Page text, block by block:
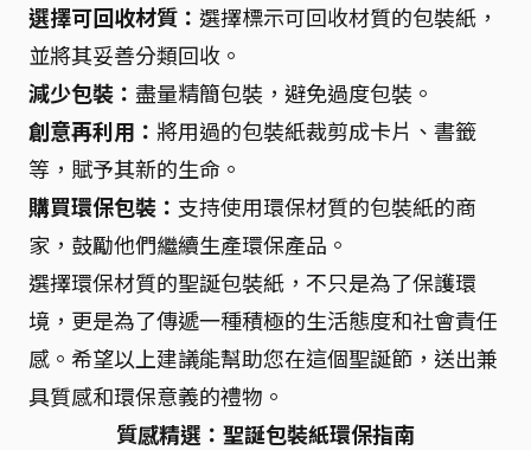
選擇可回收材質： 選擇標示可回收材質的包裝紙，
並將其妥善分類回收。
減少包裝： 盡量精簡包裝，避免過度包裝。
創意再利用： 將用過的包裝紙裁剪成卡片、書籤
等，賦予其新的生命。
購買環保包裝： 支持使用環保材質的包裝紙的商
家，鼓勵他們繼續生產環保產品。
選擇環保材質的聖誕包裝紙，不只是為了保護環
境，更是為了傳遞一種積極的生活態度和社會責任
感。希望以上建議能幫助您在這個聖誕節，送出兼
具質感和環保意義的禮物。
質感精選：聖誕包裝紙環保指南